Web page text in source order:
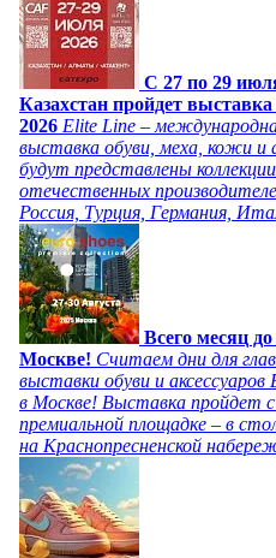
C 27 по 29
Казахстан пройдет
2026 Elite Line –
выставка обуви, меха, кожи и
будут представлены
отечественных
Россия, Турция, Германия,
Всего месяц
Москве! Считаем дни для
выставки обуви и
в Москве! Выставка пройдет
премиальной площадке – в
на Краснопресненской